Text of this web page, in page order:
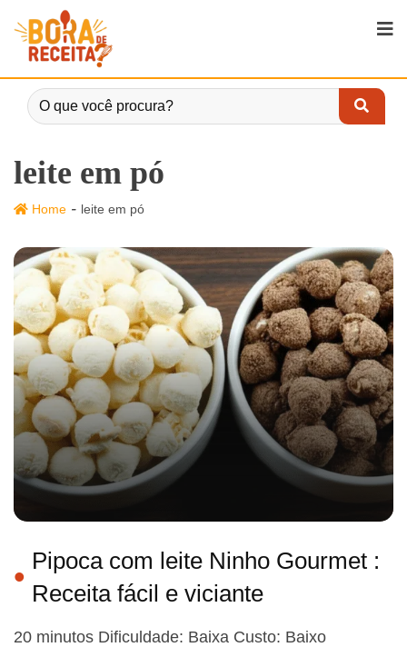
leite em pó
Home - leite em pó
Pipoca com leite Ninho Gourmet :
Receita fácil e viciante
20 minutos Dificuldade: Baixa Custo: Baixo